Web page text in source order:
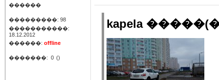
������
���������: 98
�����������:
18.12.2012
������: offline
�������: 0 ()
kapela